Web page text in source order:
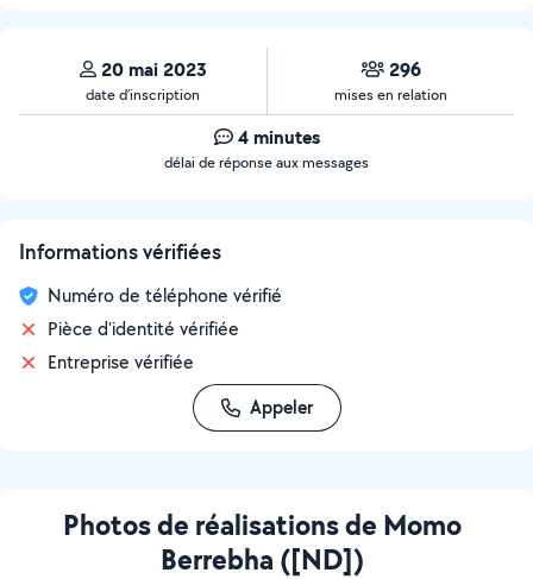
20 mai 2023
date d’inscription
296
mises en relation
4 minutes
délai de réponse aux messages
Informations vérifiées
Numéro de téléphone vérifié
Pièce d'identité vérifiée
Entreprise vérifiée
Appeler
Photos de réalisations de Momo
Berrebha ([ND])